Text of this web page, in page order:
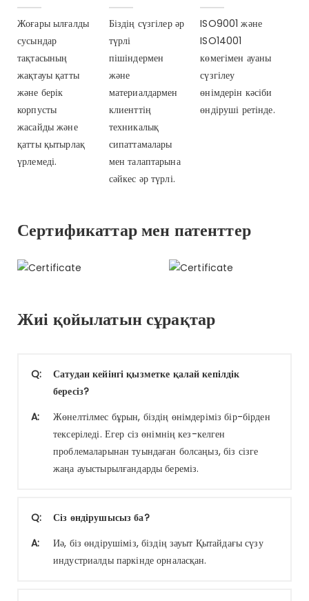
Жоғары ылғалды
сусындар
тақтасының
жақтауы қатты
және берік
корпусты
жасайды және
қатты қытырлақ
үрлемеді.
Біздің сүзгілер әр
түрлі
пішіндермен
және
материалдармен
клиенттің
техникалық
сипаттамалары
мен талаптарына
сәйкес әр түрлі.
ISO9001 және
ISO14001
көмегімен ауаны
сүзгілеу
өнімдерін кәсіби
өндіруші ретінде.
Сертификаттар мен патенттер
Жиі қойылатын сұрақтар
Q:
Сатудан кейінгі қызметке қалай кепілдік
бересіз?
A:
Жөнелтілмес бұрын, біздің өнімдеріміз бір-бірден
тексеріледі. Егер сіз өнімнің кез-келген
проблемаларынан туындаған болсаңыз, біз сізге
жаңа ауыстырылғандарды береміз.
Q:
Сіз өндірушысыз ба?
A:
Иә, біз өндірушіміз, біздің зауыт Қытайдағы сүзу
индустриалды паркінде орналасқан.